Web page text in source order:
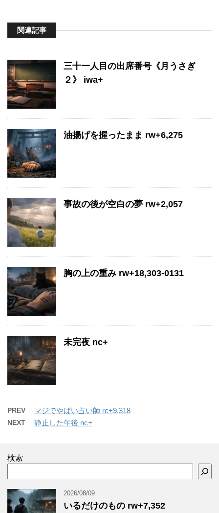
関連記事
三十一人目の出席番号《月うさぎ
２》 iwa+
油揚げを握ったまま rw+6,275
事故の後が空白の夢 rw+2,057
胸の上の重み rw+18,303-0131
未完夜 nc+
PREV マジでやばい占い師 rc+9,318
NEXT 静止した午後 nc+
検索
2026/08/09
いるだけのもの rw+7,352